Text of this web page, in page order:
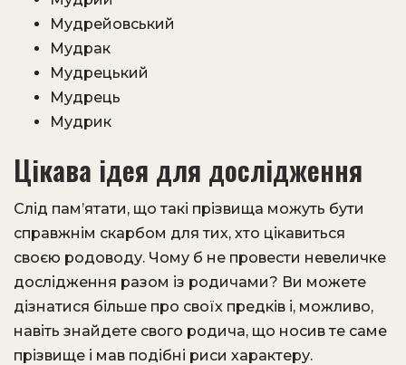
Мудрейовський
Мудрак
Мудрецький
Мудрець
Мудрик
Цікава ідея для дослідження
Слід пам’ятати, що такі прізвища можуть бути
справжнім скарбом для тих, хто цікавиться
своєю родоводу. Чому б не провести невеличке
дослідження разом із родичами? Ви можете
дізнатися більше про своїх предків і, можливо,
навіть знайдете свого родича, що носив те саме
прізвище і мав подібні риси характеру.